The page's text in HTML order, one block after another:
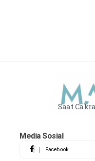
Saat
Media Sosial
Facebook